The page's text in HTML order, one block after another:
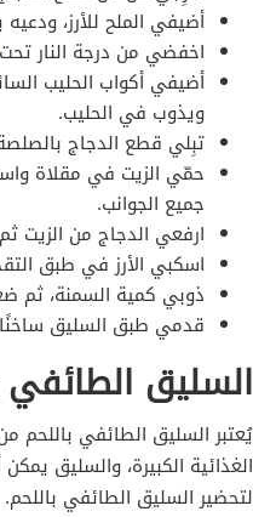
أضيفي الملح للأرز،
اخفضي من درجة النار تحت
أضيفي أكواب الحليب
ويذوب في الحليب.
تبِلي قطع الدجاج
حمّي الزيت في مقلاة
جميع الجوانب.
ارفعي الدجاج من الزيت
اسكبي الأرز في طبق
ذوبي كمية السمنة، ثم
قدمي طبق السليق
السليق الطائفي
يُعتبر السليق الطائفي باللحم
الغذائية الكبيرة، والسليق
لتحضير السليق الطائفي باللحم.